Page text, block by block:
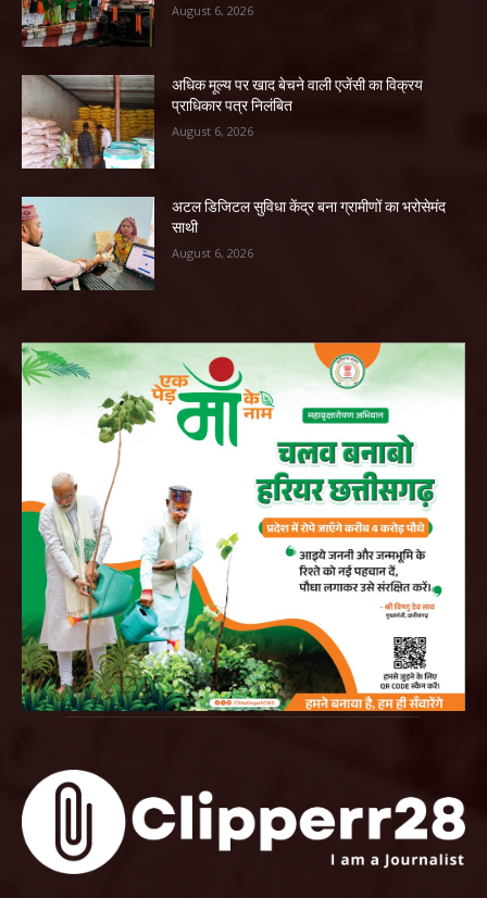
August 6, 2026
अधिक मूल्य पर खाद बेचने वाली एजेंसी का विक्रय
प्राधिकार पत्र निलंबित
August 6, 2026
अटल डिजिटल सुविधा केंद्र बना ग्रामीणों का भरोसेमंद
साथी
August 6, 2026